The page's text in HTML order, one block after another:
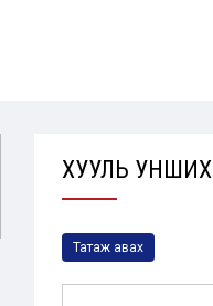
ХУУЛЬ УНШИХ
Татаж авах